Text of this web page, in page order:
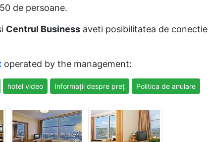
de persoane.
Centrul Business aveti posibilitatea de conectie
operated by the management:
hotel video Informații despre preț Politica de anulare